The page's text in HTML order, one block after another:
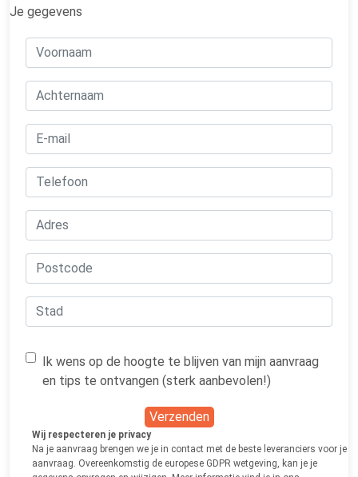
Je gegevens
Ik wens op de hoogte te blijven van mijn aanvraag
en tips te ontvangen (sterk aanbevolen!)
Verzenden
Wij respecteren je privacy
Na je aanvraag brengen we je in contact met de beste leveranciers voor je
aanvraag. Overeenkomstig de europese GDPR wetgeving, kan je je